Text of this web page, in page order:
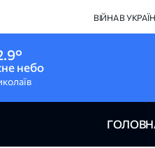
ВІЙНА В
небо